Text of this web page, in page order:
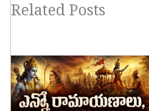
Related Posts